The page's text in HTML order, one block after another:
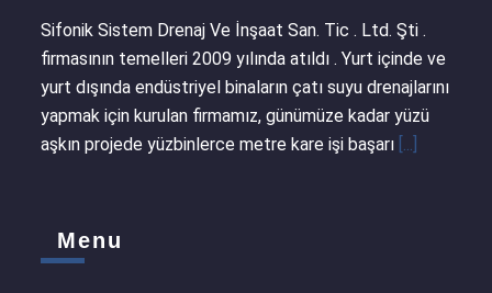
Sifonik Sistem Drenaj Ve İnşaat San. Tic . Ltd. Şti .
firmasının temelleri 2009 yılında atıldı . Yurt içinde ve
yurt dışında endüstriyel binaların çatı suyu drenajlarını
yapmak için kurulan firmamız, günümüze kadar yüzü
aşkın projede yüzbinlerce metre kare işi başarı [...]
Menu